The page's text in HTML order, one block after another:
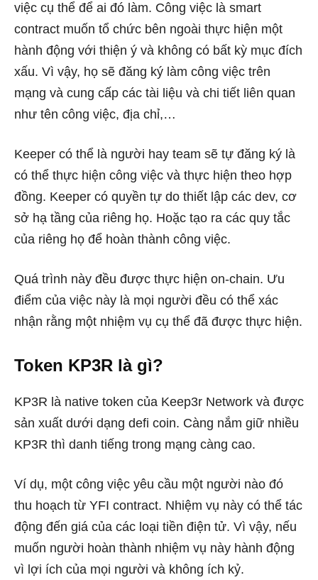
việc cụ thể để ai đó làm. Công việc là smart
contract muốn tổ chức bên ngoài thực hiện một
hành động với thiện ý và không có bất kỳ mục đích
xấu. Vì vậy, họ sẽ đăng ký làm công việc trên
mạng và cung cấp các tài liệu và chi tiết liên quan
như tên công việc, địa chỉ,…
Keeper có thể là người hay team sẽ tự đăng ký là
có thể thực hiện công việc và thực hiện theo hợp
đồng. Keeper có quyền tự do thiết lập các dev, cơ
sở hạ tầng của riêng họ. Hoặc tạo ra các quy tắc
của riêng họ để hoàn thành công việc.
Quá trình này đều được thực hiện on-chain. Ưu
điểm của việc này là mọi người đều có thể xác
nhận rằng một nhiệm vụ cụ thể đã được thực hiện.
Token KP3R là gì?
KP3R là native token của Keep3r Network và được
sản xuất dưới dạng defi coin. Càng nắm giữ nhiều
KP3R thì danh tiếng trong mạng càng cao.
Ví dụ, một công việc yêu cầu một người nào đó
thu hoạch từ YFI contract. Nhiệm vụ này có thể tác
động đến giá của các loại tiền điện tử. Vì vậy, nếu
muốn người hoàn thành nhiệm vụ này hành động
vì lợi ích của mọi người và không ích kỷ.